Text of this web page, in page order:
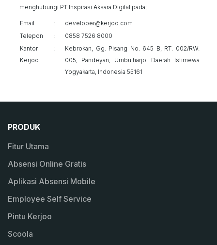
menghubungi PT Inspirasi Aksara Digital pada;
Email :
developer@kerjoo.com
Telepon
:
0858 7526 8000
Kantor
Kerjoo
:
Kebrokan, Gg. Pisang No. 645 B, RT. 002/RW.
005, Pandeyan, Umbulharjo, Daerah Istimewa
Yogyakarta, Indonesia 55161
PRODUK
Fitur Utama
Absensi Online Gratis
Aplikasi Absensi Mobile
Employee Self Service
Pintu Kerjoo
Scoola